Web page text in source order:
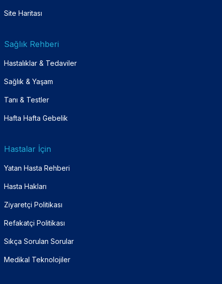
Site Haritası
Sağlık Rehberi
Hastalıklar & Tedaviler
Sağlık & Yaşam
Tanı & Testler
Hafta Hafta Gebelik
Hastalar İçin
Yatan Hasta Rehberi
Hasta Hakları
Ziyaretçi Politikası
Refakatçi Politikası
Sıkça Sorulan Sorular
Medikal Teknolojiler